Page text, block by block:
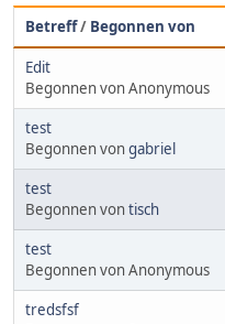
Betreff/ Begonnen von
Edit
Begonnen von Anonymous
test
Begonnen vongabriel
test
Begonnen vontisch
test
Begonnen von Anonymous
tredsfsf